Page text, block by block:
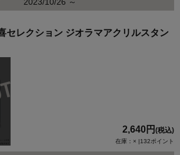
2023/10/26 ～
セレクション ジオラマアクリルスタン
2,640円 (税込)
在庫：× |132ポイント